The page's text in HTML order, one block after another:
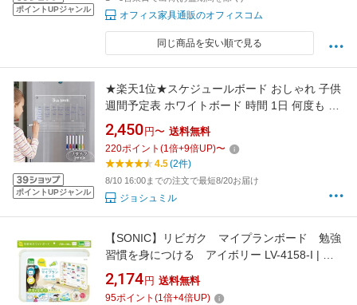
ポイントUPジャンル
オフィス家具通販のオフィスコム
同じ商品を安い順で見る
ポイントUPジャンル
★楽天1位★スケジュールボード おしゃれ 子供
週間予定表 ホワイトボード 時間 1日 何度も 書
いて消せる to do list todoリスト やること マン
スリー 冷蔵庫 透明 アクリル磁性 ボードマーカ
ー付き 繰り返し 計画 カレンダー 掲示板 見やす
い 書きやすい
2,450 円〜 送料無料
220ポイント (1倍+9倍UP)〜
4.5(2件)
8/10 16:00までの注文で最短8/20お届け
ジョシュミル
【SONIC】リビガク マイプランボード 勉強
習慣を身につける アイボリー LV-4158-I | 新
入学 子供 習慣 ホワイトボード ルーティン
2,174 円 送料無料
95ポイント (1倍+4倍UP)